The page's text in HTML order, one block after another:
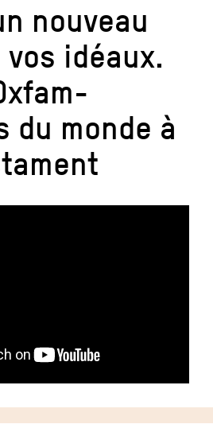
nouveau
idéaux.
du monde à